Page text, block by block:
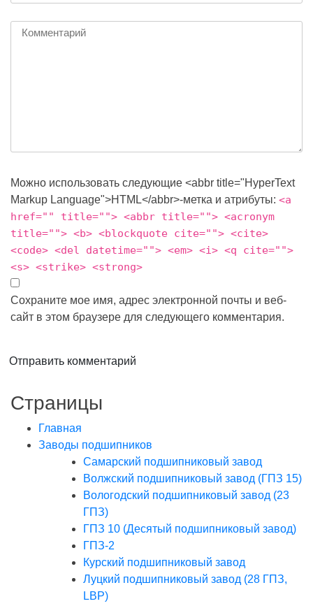
Можно использовать следующие <abbr title="HyperText
Markup Language">HTML</abbr>-метка и атрибуты: <a
href="" title=""> <abbr title=""> <acronym
title=""> <b> <blockquote cite=""> <cite>
<code> <del datetime=""> <em> <i> <q cite="">
<s> <strike> <strong>
Сохраните мое имя, адрес электронной почты и веб-
сайт в этом браузере для следующего комментария.
Отправить комментарий
Страницы
Главная
Заводы подшипников
Cамарский подшипниковый завод
Волжский подшипниковый завод (ГПЗ 15)
Вологодский подшипниковый завод (23
ГПЗ)
ГПЗ 10 (Десятый подшипниковый завод)
ГПЗ-2
Курский подшипниковый завод
Луцкий подшипниковый завод (28 ГПЗ,
LBP)